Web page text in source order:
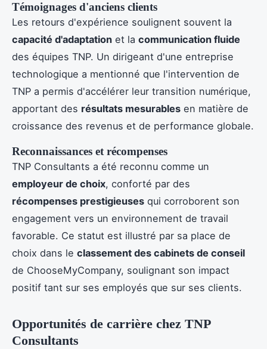
Témoignages d'anciens clients
Les retours d'expérience soulignent souvent la
capacité d'adaptation et la communication fluide
des équipes TNP. Un dirigeant d'une entreprise
technologique a mentionné que l'intervention de
TNP a permis d'accélérer leur transition numérique,
apportant des résultats mesurables en matière de
croissance des revenus et de performance globale.
Reconnaissances et récompenses
TNP Consultants a été reconnu comme un
employeur de choix, conforté par des
récompenses prestigieuses qui corroborent son
engagement vers un environnement de travail
favorable. Ce statut est illustré par sa place de
choix dans le classement des cabinets de conseil
de ChooseMyCompany, soulignant son impact
positif tant sur ses employés que sur ses clients.
Opportunités de carrière chez TNP
Consultants